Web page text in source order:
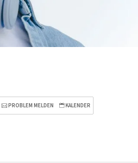
PROBLEM MELDEN KALENDER